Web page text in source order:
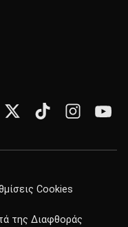
Cookies
της Διαφθοράς